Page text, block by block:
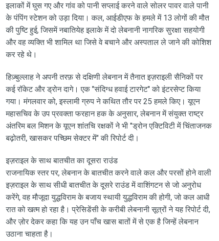
इलाकों में घुस गए और गांव को पानी सप्लाई करने वाले सोलर पावर वाले पानी
के पंपिंग स्टेशन को उड़ा दिया। कल, आईडीएफ के हमले में 13 लोगों की मौत
की पुष्टि हुई, जिसमें नबातियेह इलाके में दो लेबनानी नागरिक सुरक्षा सहयोगी
और वह व्यक्ति भी शामिल था जिसे वे बचाने और अस्पताल ले जाने की कोशिश
कर रहे थे।
हिज़्बुल्लाह ने अपनी तरफ़ से दक्षिणी लेबनान में तैनात इज़राइली सैनिकों पर
कई रॉकेट और ड्रोन दागे। एक "संदिग्ध हवाई टारगेट" को इंटरसेप्ट किया
गया। मंगलवार को, इस्लामी ग्रुप ने कथित तौर पर 25 हमले किए। यूएन
महासचिव के उप प्रवक्ता फरहान हक के अनुसार, लेबनान में संयुक्त राष्ट्र
अंतरिम बल मिशन के यूएन शांतचि रक्षकों ने भी "ड्रोन एक्टिविटी में चिंताजनक
बढ़ोतरी, खासकर पच्छिम सेक्टर में" की रिपोर्ट दी।
इज़राइल के साथ बातचीत का दूसरा राउंड
राजनायिक स्तर पर, लेबनान के बातचीत करने वाले कल और परसों होने वाली
इज़राइल के साथ सीधी बातचीत के दूसरे राउंड में वाशिंगटन से जो अनुरोध
करेंगे, वह मौजूदा युद्धविराम के बजाय स्थायी युद्धविराम की होगी, जो कल आधी
रात को खत्म हो रहा है। प्रेसिडेंसी के करीबी लेबनानी सूत्रों ने यह रिपोर्ट दी,
और ज़ोर देकर कहा कि यह उन पाँच खास बातों में से एक है जिन्हें लेबनान
उठाना चाहता है।